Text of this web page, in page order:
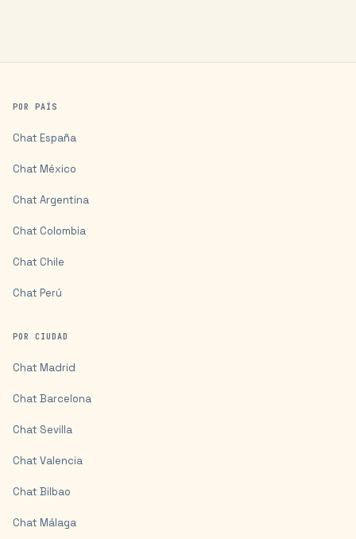
POR PAÍS
Chat España
Chat México
Chat Argentina
Chat Colombia
Chat Chile
Chat Perú
POR CIUDAD
Chat Madrid
Chat Barcelona
Chat Sevilla
Chat Valencia
Chat Bilbao
Chat Málaga